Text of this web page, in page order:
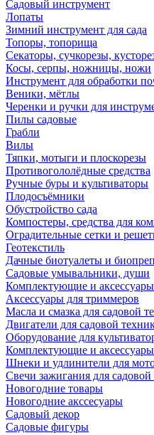
Садовый инструмент
Лопаты
Зимний инструмент для сада
Топоры, топорища
Секаторы, сучкорезы,
Косы, серпы, ножницы, ножи
Инструмент для обработки
Веники, мётлы
Черенки и ручки для
Пилы садовые
Грабли
Вилы
Тяпки, мотыги и плоскорезы
Противогололёдные средства
Ручные буры и культиваторы
Плодосъёмники
Обустройство сада
Компостеры, средства для
Оградительные сетки и
Геотекстиль
Дачные биотуалеты и
Садовые умывальники, души
Комплектующие и
Аксессуары для триммеров
Масла и смазка для садовой
Двигатели для садовой
Оборудование для
Комплектующие и
Шнеки и удлинители для
Свечи зажигания для садовой
Новогодние товары
Новогодние акссесуары
Садовый декор
Садовые фигуры